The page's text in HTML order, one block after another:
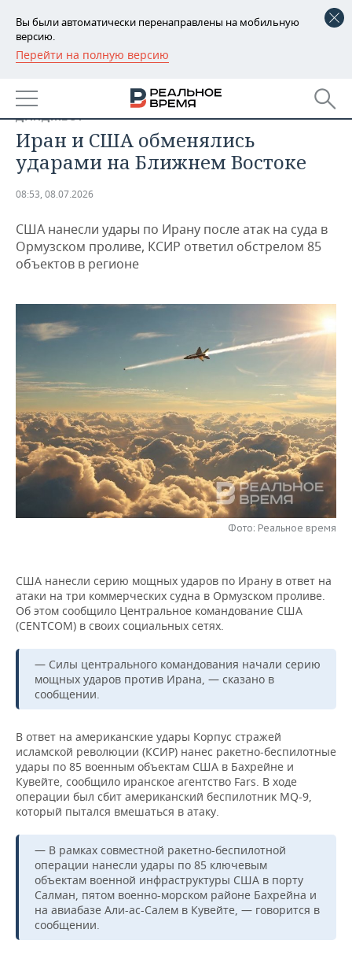
Вы были автоматически перенаправлены на мобильную
версию.
Перейти на полную версию
РЕГИОНЫ
БАШКОРТОСТАН
УДМУРТИЯ
НОВОСТИ
НОВОСТИ АНАЛИТИКИ
ДЕКЛАРАЦИИ О ДОХОДАХ
КОРОЛИ ГОСЗАКАЗА ПФО
ВУЗЫ ТАТАРСТАНА
КОМУ ПРИНАДЛЕЖАТ
ТОРГОВЫЕ ЦЕНТРЫ
ТАТАРСТАНА
ЭКОНОМИКА
НОВОСТИ ЭКОНОМИКИ
ФИНАНСЫ
БАНКИ
ИНВЕСТИЦИИ
ПРОМЫШЛЕННОСТЬ
НОВОСТИ
ПРОМЫШЛЕННОСТИ
МАШИНОСТРОЕНИЕ
НЕФТЬ
ОПК
ЭНЕРГЕТИКА
НЕДВИЖИМОСТЬ
НОВОСТИ НЕДВИЖИМОСТИ
НОВОСТИ АВТО
НОВОСТИ БИЗНЕСА
РОЗНИЧНАЯ ТОРГОВЛЯ
ТРАНСПОРТ
УСЛУГИ
НОВОСТИ ТЕХНОЛОГИЙ
IT
МЕДИА
ТЕЛЕКОММУНИКАЦИИ
МЕРОПРИЯТИЯ
НОВОСТИ МЕРОПРИЯТИЙ
ВЫЕЗДНАЯ РЕДАКЦИЯ
БИЗНЕС-БРАНЧИ
СПОРТ
НОВОСТИ СПОРТА
ФУТБОЛ
ВОЛЕЙБОЛ
КИБЕРСПОРТ
ФИГУРНОЕ КАТАНИЕ
ВОДНЫЕ ВИДЫ СПОРТА
ХОККЕЙ С МЯЧОМ
ОБЩЕСТВО
НОВОСТИ ОБЩЕСТВА
ИСТОРИЯ
КУЛЬТУРА
МЕДИЦИНА
ОБРАЗОВАНИЕ
ПРОИСШЕСТВИЯ
ФОТОГАЛЕРЕЯ
СПИСОК ПЕРСОН
СПИСОК КОМПАНИЙ
ПОЛНАЯ ВЕРСИЯ
ДАЙДЖЕСТ
Иран и США обменялись
ударами на Ближнем Востоке
08:53, 08.07.2026
США нанесли удары по Ирану после атак на суда в
Ормузском проливе, КСИР ответил обстрелом 85
объектов в регионе
Фото: Реальное время
США нанесли серию мощных ударов по Ирану в ответ на
атаки на три коммерческих судна в Ормузском проливе.
Об этом сообщило Центральное командование США
(CENTCOM) в своих социальных сетях.
— Силы центрального командования начали серию
мощных ударов против Ирана, — сказано в
сообщении.
В ответ на американские удары Корпус стражей
исламской революции (КСИР) нанес ракетно-беспилотные
удары по 85 военным объектам США в Бахрейне и
Кувейте, сообщило иранское агентство Fars. В ходе
операции был сбит американский беспилотник MQ-9,
который пытался вмешаться в атаку.
— В рамках совместной ракетно-беспилотной
операции нанесли удары по 85 ключевым
объектам военной инфраструктуры США в порту
Салман, пятом военно-морском районе Бахрейна и
на авиабазе Али-ас-Салем в Кувейте, — говорится в
сообщении.